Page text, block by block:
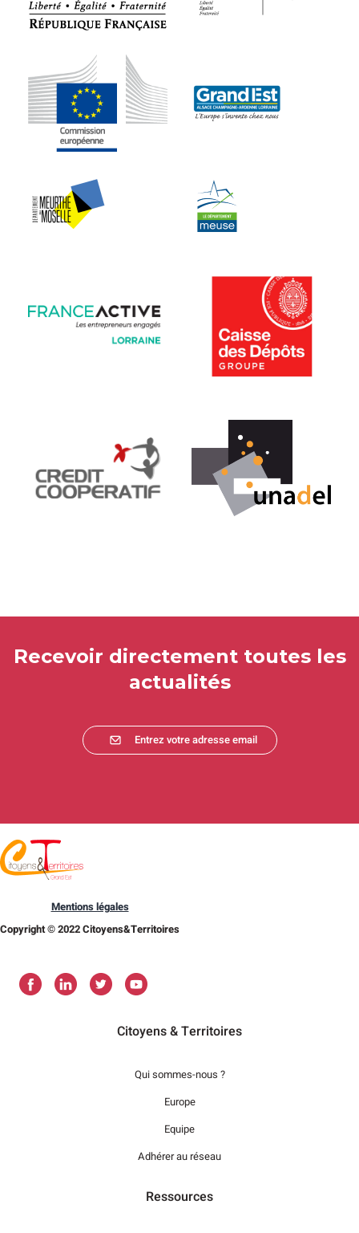
Recevoir directement toutes les
actualités
Entrez votre adresse email
Mentions légales
Copyright © 2022 Citoyens&Territoires
Citoyens & Territoires
Qui sommes-nous ?
Europe
Equipe
Adhérer au réseau
Ressources